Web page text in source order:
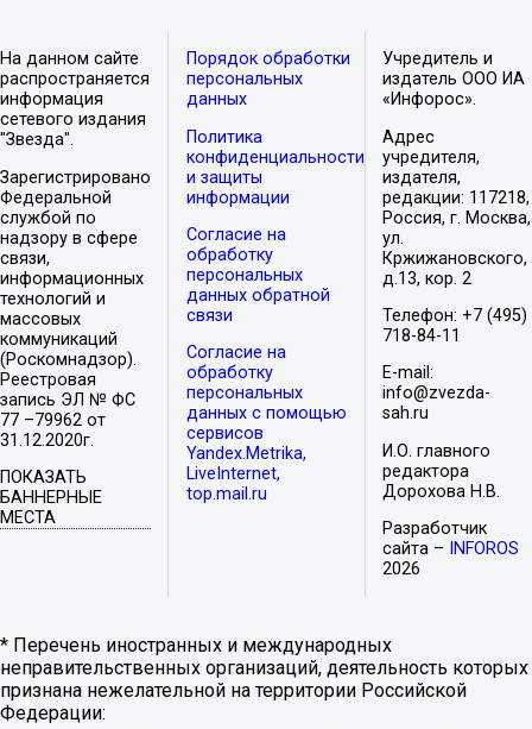
На данном сайте
распространяется
информация
сетевого издания
"Звезда".
Зарегистрировано
Федеральной
службой по
надзору в сфере
связи,
информационных
технологий и
массовых
коммуникаций
(Роскомнадзор).
Реестровая
запись ЭЛ № ФС
77 –79962 от
31.12.2020г.
ПОКАЗАТЬ
БАННЕРНЫЕ
МЕСТА
Порядок обработки
персональных
данных
Политика
конфиденциальности
и защиты
информации
Согласие на
обработку
персональных
данных обратной
связи
Согласие на
обработку
персональных
данных с помощью
сервисов
Yandex.Metrika,
LiveInternet,
top.mail.ru
Учредитель и
издатель ООО ИА
«Инфорос».
Адрес
учредителя,
издателя,
редакции: 117218,
Россия, г. Москва,
ул.
Кржижановского,
д.13, кор. 2
Телефон: +7 (495)
718-84-11
E-mail:
info@zvezda-
sah.ru
И.О. главного
редактора
Дорохова Н.В.
Разработчик
сайта –
INFOROS
2026
* Перечень иностранных и международных
неправительственных организаций, деятельность которых
признана нежелательной на территории Российской
Федерации: